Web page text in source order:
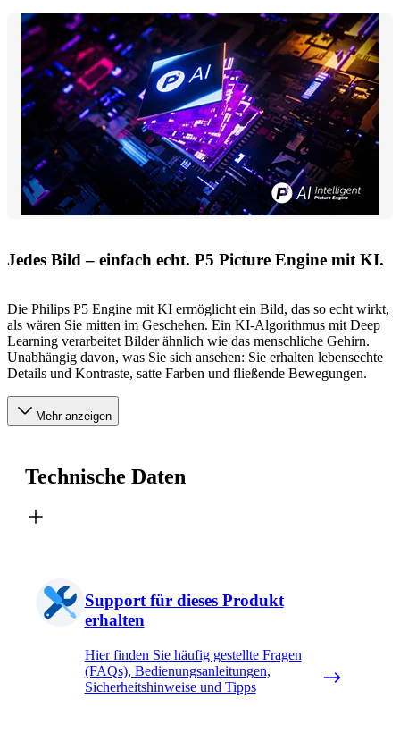
Jedes Bild – einfach echt. P5 Picture Engine mit KI.
Die Philips P5 Engine mit KI ermöglicht ein Bild, das so echt wirkt,
als wären Sie mitten im Geschehen. Ein KI-Algorithmus mit Deep
Learning verarbeitet Bilder ähnlich wie das menschliche Gehirn.
Unabhängig davon, was Sie sich ansehen: Sie erhalten lebensechte
Details und Kontraste, satte Farben und fließende Bewegungen.
Mehr anzeigen
Technische Daten
Support für dieses Produkt
erhalten
Hier finden Sie häufig gestellte Fragen
(FAQs), Bedienungsanleitungen,
Sicherheitshinweise und Tipps